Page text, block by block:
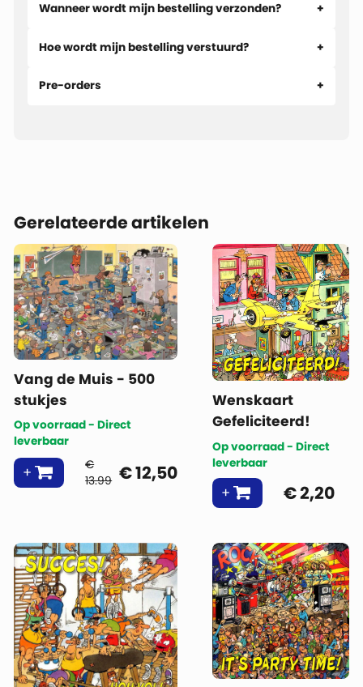
Wanneer wordt mijn bestelling verzonden?
Hoe wordt mijn bestelling verstuurd?
Pre-orders
Gerelateerde artikelen
Vang de Muis - 500
stukjes
Op voorraad - Direct
leverbaar
€
13.99 €12,50
Wenskaart
Gefeliciteerd!
Op voorraad - Direct
leverbaar
€2,20